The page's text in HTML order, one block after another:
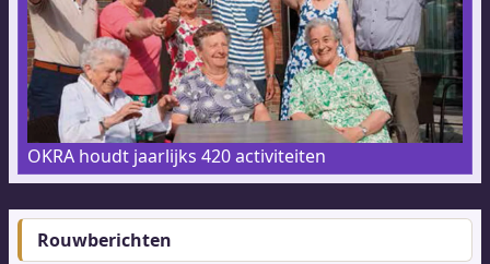
OKRA houdt jaarlijks 420 activiteiten
Footer-
Rouwberichten